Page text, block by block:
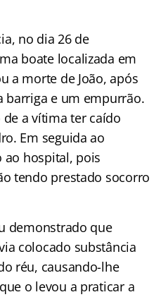
no dia 26 de
boate localizada em
a morte de João, após
barriga e um empurrão.
a vítima ter caído
Em seguida ao
ao hospital, pois
tendo prestado socorro
demonstrado que
colocado substância
réu, causando-lhe
o levou a praticar a